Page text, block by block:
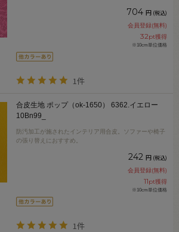
704 円 (税込)
会員登録(無料)
32pt獲得
※10cm単位価格
1件
合皮生地 ポップ（ok-1650） 6362.イエロー
10Bn99_
防汚加工が施されたインテリア用合皮。ソファーや椅子
の張り替えにおすすめ。
242 円 (税込)
会員登録(無料)
11pt獲得
※10cm単位価格
1件